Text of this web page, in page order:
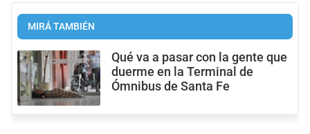
MIRÁ TAMBIÉN
Qué va a pasar con la gente que
duerme en la Terminal de
Ómnibus de Santa Fe